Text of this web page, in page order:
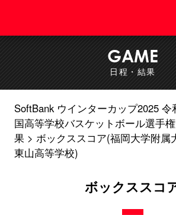
GAME
日程・結果
SoftBank ウインターカップ2025
国高等学校バスケットボール選手
果
ボックススコア(福岡大学附属
東山高等学校)
ボックススコ